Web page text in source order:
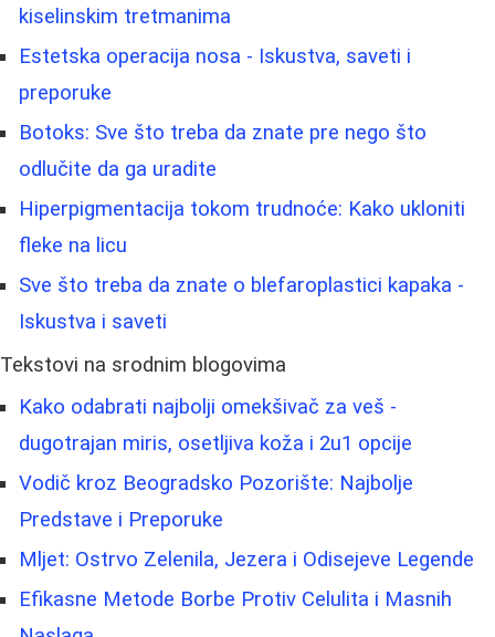
kiselinskim tretmanima
Estetska operacija nosa - Iskustva, saveti i
preporuke
Botoks: Sve što treba da znate pre nego što
odlučite da ga uradite
Hiperpigmentacija tokom trudnoće: Kako ukloniti
fleke na licu
Sve što treba da znate o blefaroplastici kapaka -
Iskustva i saveti
Tekstovi na srodnim blogovima
Kako odabrati najbolji omekšivač za veš -
dugotrajan miris, osetljiva koža i 2u1 opcije
Vodič kroz Beogradsko Pozorište: Najbolje
Predstave i Preporuke
Mljet: Ostrvo Zelenila, Jezera i Odisejeve Legende
Efikasne Metode Borbe Protiv Celulita i Masnih